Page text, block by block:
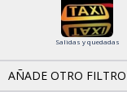
Salidas y quedadas
AÑADE OTRO FILTRO